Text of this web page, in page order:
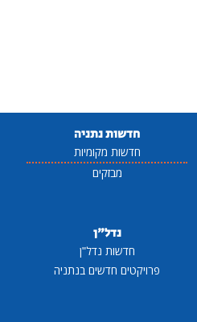
חדשות נתניה
חדשות מקומיות
מבזקים
נדל"ן
חדשות נדל"ן
פרויקטים חדשים בנתניה